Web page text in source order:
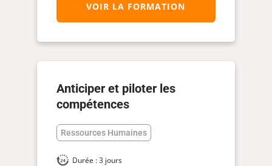
VOIR LA FORMATION
Anticiper et piloter les
compétences
Ressources Humaines
Durée : 3 jours